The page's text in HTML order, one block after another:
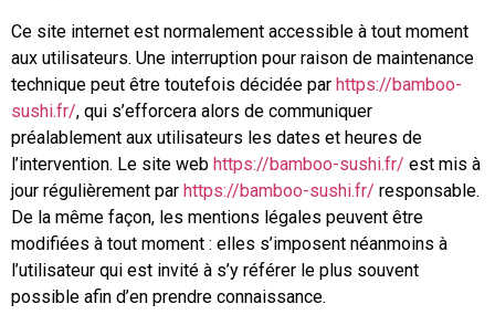
Ce site internet est normalement accessible à tout moment
aux utilisateurs. Une interruption pour raison de maintenance
technique peut être toutefois décidée par https://bamboo-
sushi.fr/, qui s’efforcera alors de communiquer
préalablement aux utilisateurs les dates et heures de
l’intervention. Le site web https://bamboo-sushi.fr/ est mis à
jour régulièrement par https://bamboo-sushi.fr/ responsable.
De la même façon, les mentions légales peuvent être
modifiées à tout moment : elles s’imposent néanmoins à
l’utilisateur qui est invité à s’y référer le plus souvent
possible afin d’en prendre connaissance.